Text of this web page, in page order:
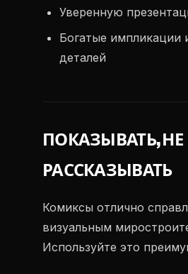
Уверенную
Богатые импликации
деталей
ПОКАЗЫВАТЬ, НЕ
РАССКАЗЫВАТЬ
Комиксы отлично
визуальным
Используйте это